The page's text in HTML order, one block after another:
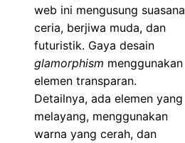
web ini mengusung suasana
ceria, berjiwa muda, dan
futuristik. Gaya desain
glamorphism menggunakan
elemen transparan.
Detailnya, ada elemen yang
melayang, menggunakan
warna yang cerah, dan